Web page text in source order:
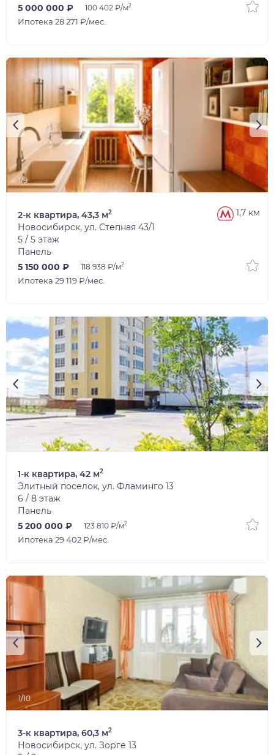
5 000 000 ₽
100 402 ₽/м2
Ипотека 28 271 ₽/мес.
1/9
1,7 км
2-к квартира, 43,3 м2
Новосибирск, ул. Степная 43/1
5 / 5 этаж
Панель
5 150 000 ₽
118 938 ₽/м2
Ипотека 29 119 ₽/мес.
1/7
1-к квартира, 42 м2
Элитный поселок, ул. Фламинго 13
6 / 8 этаж
Панель
5 200 000 ₽
123 810 ₽/м2
Ипотека 29 402 ₽/мес.
1/10
3-к квартира, 60,3 м2
Новосибирск, ул. Зорге 13